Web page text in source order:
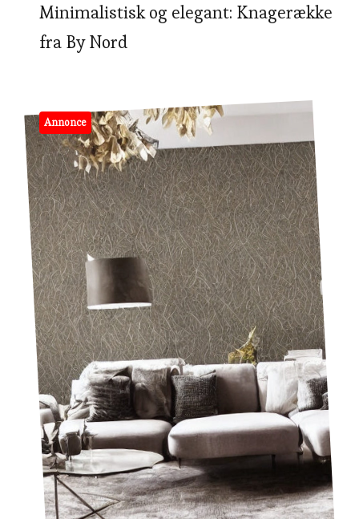
Minimalistisk og elegant: Knagerække
fra By Nord
Annonce